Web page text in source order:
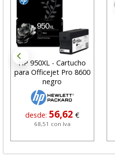
HP 950XL - Cartucho
para Officejet Pro 8600
negro
desde: 56,62 €
68,51 con Iva